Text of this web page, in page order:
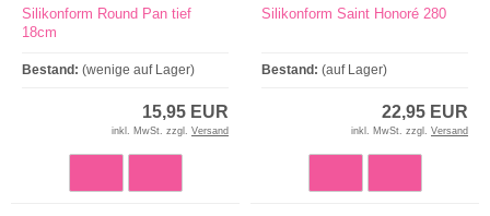
Silikonform Round Pan tief
18cm
Bestand: (wenige auf Lager)
15,95 EUR
inkl. MwSt. zzgl. Versand
Silikonform Saint Honoré 280
Bestand: (auf Lager)
22,95 EUR
inkl. MwSt. zzgl. Versand